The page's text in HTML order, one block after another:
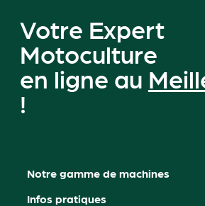
Votre Expert
Motoculture
en ligne au
!
Notre gamme de machines
Infos pratiques